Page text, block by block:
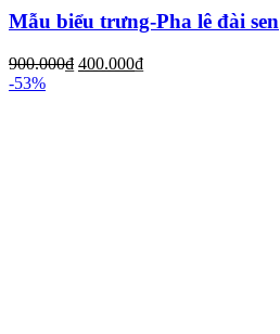
Mẫu biểu trưng-Pha lê đài sen
900.000₫ 400.000₫
-53%